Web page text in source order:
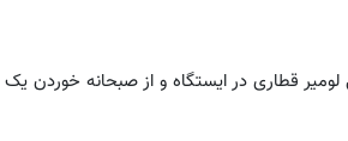
قطاری در ایستگاه و از صبحانه خوردن یک